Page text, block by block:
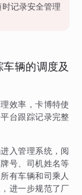
记录安全管理
辆的调度及
效率，卡博特使
台跟踪记录完整
入管理系统，阅
号、司机姓名等
有车辆和司乘人
进一步规范了厂